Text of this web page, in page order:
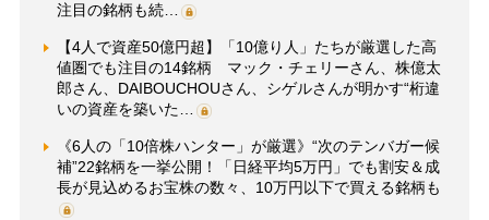
注目の銘柄も続…
【4人で資産50億円超】「10億り人」たちが厳選した高
値圏でも注目の14銘柄 マック・チェリーさん、株億太
郎さん、DAIBOUCHOUさん、シゲルさんが明かす“桁違
いの資産を築いた…
《6人の「10倍株ハンター」が厳選》“次のテンバガー候
補”22銘柄を一挙公開！「日経平均5万円」でも割安＆成
長が見込めるお宝株の数々、10万円以下で買える銘柄も